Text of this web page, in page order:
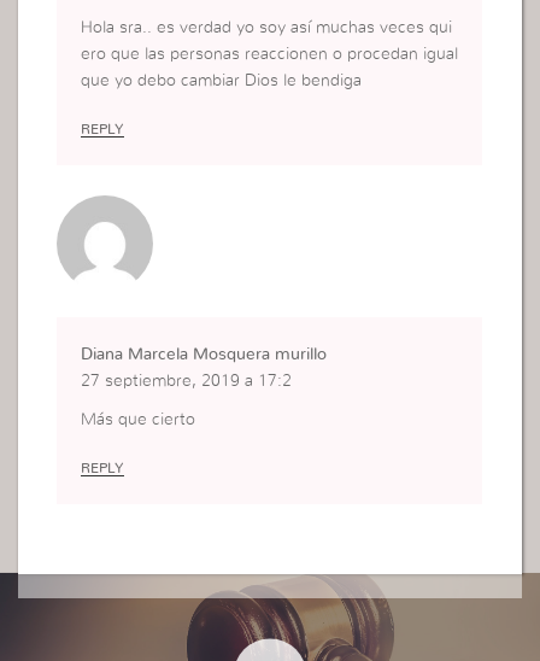
Hola sra.. es verdad yo soy así muchas veces qui
ero que las personas reaccionen o procedan igual
que yo debo cambiar Dios le bendiga
REPLY
Diana Marcela Mosquera murillo
27 septiembre, 2019 a 17:2
Más que cierto
REPLY